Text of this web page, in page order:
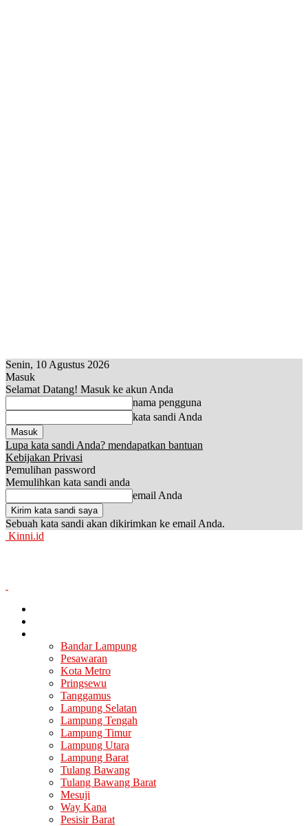
Senin, 10 Agustus 2026
Masuk
Selamat Datang! Masuk ke akun Anda
nama pengguna
kata sandi Anda
Lupa kata sandi Anda? mendapatkan bantuan
Kebijakan Privasi
Pemulihan password
Memulihkan kata sandi anda
email Anda
Sebuah kata sandi akan dikirimkan ke email Anda.
Kinni.id
Bandar Lampung
Pesawaran
Kota Metro
Pringsewu
Tanggamus
Lampung Selatan
Lampung Tengah
Lampung Timur
Lampung Utara
Lampung Barat
Tulang Bawang
Tulang Bawang Barat
Mesuji
Way Kana
Pesisir Barat